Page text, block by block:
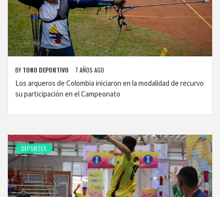
BY TONO DEPORTIVO 7 AÑOS AGO
Los arqueros de Colombia iniciaron en la modalidad de recurvo
su participación en el Campeonato
DEPORTES